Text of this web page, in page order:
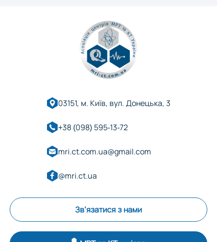
03151, м. Київ, вул. Донецька, 3
+38 (098) 595-13-72
mri.ct.com.ua@gmail.com
@mri.ct.ua
Зв’язатися з нами